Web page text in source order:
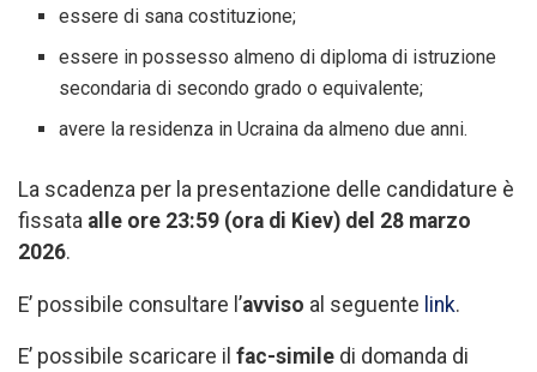
essere di sana costituzione;
essere in possesso almeno di diploma di istruzione
secondaria di secondo grado o equivalente;
avere la residenza in Ucraina da almeno due anni.
La scadenza per la presentazione delle candidature è
fissata alle ore 23:59 (ora di Kiev) del 28 marzo
2026.
E’ possibile consultare l’avviso al seguente link.
E’ possibile scaricare il fac-simile di domanda di